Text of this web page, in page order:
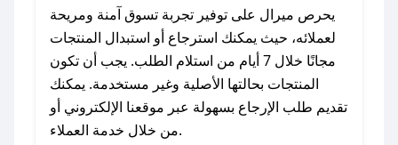
### كيف تحصل على كوبونات خصم حصرية من
ميرال؟
للحصول على كوبونات وخصومات حصرية، قم بما
يلي:
- اضغط على أيقونة متابعة لمتجر ميرال في تطبيق
صحصح.
يحرص ميرال على توفير تجربة تسوق آمنة ومريحة
لعملائه، حيث يمكنك استرجاع أو استبدال المنتجات
مجانًا خلال 7 أيام من استلام الطلب. يجب أن تكون
المنتجات بحالتها الأصلية وغير مستخدمة. يمكنك
تقديم طلب الإرجاع بسهولة عبر موقعنا الإلكتروني أو
من خلال خدمة العملاء.